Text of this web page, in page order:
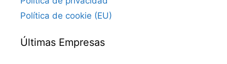
Política de cookie (EU)
Últimas Empresas